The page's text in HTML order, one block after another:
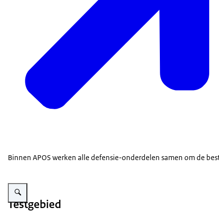
Binnen APOS werken alle defensie-onderdelen samen om de
Vergroot afbeelding Een tentoongestelde drone.
Testgebied